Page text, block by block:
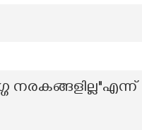
നരകങ്ങളില്ല"എന്ന്